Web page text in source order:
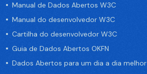
Manual de Dados Abertos W3C
Manual do desenvolvedor W3C
Cartilha do desenvolvedor W3C
Guia de Dados Abertos OKFN
Dados Abertos para um dia a dia melhor